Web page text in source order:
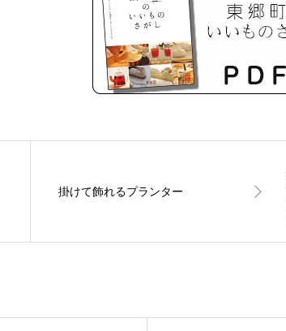
掛けて飾れるプランター